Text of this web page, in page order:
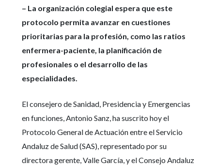
– La organización colegial espera que este
protocolo permita avanzar en cuestiones
prioritarias para la profesión, como las ratios
enfermera-paciente, la planificación de
profesionales o el desarrollo de las
especialidades.
El consejero de Sanidad, Presidencia y Emergencias
en funciones, Antonio Sanz, ha suscrito hoy el
Protocolo General de Actuación entre el Servicio
Andaluz de Salud (SAS), representado por su
directora gerente, Valle García, y el Consejo Andaluz